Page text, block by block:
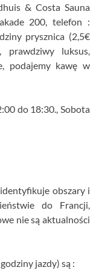
& Costa Sauna
200, telefon :
prysznica (2,5€
luksus,
podajemy kawę w
do 18:30., Sobota
obszary i
do Francji,
nie są aktualności
jazdy) są :